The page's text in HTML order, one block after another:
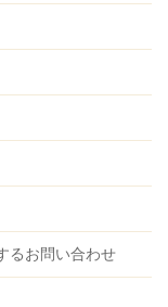
るお問い合わせ